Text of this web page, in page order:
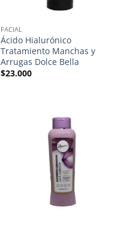
FACIAL
Ácido Hialurónico
Tratamiento Manchas y
Arrugas Dolce Bella
$23.000